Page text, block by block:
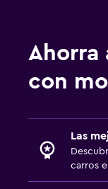
Ahorra
con
Las
carros